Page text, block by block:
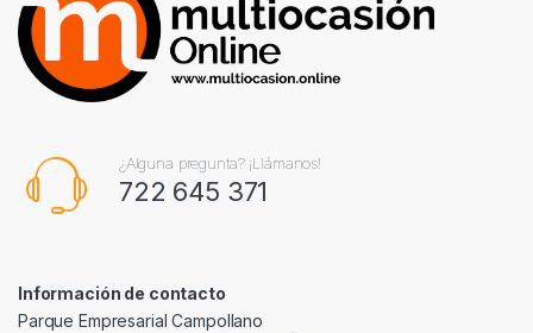
¿Alguna pregunta? ¡Llámanos!
722 645 371
Información de contacto
Parque Empresarial Campollano